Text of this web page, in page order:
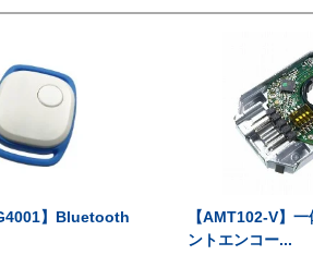
】Bluetooth
【AMT102-V】
ントエンコー...